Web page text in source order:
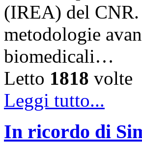
(IREA) del CNR.
metodologie
biomedicali…
Letto 1818 volte
Leggi tutto...
In ricordo di